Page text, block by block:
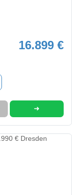
16.899 €
➜